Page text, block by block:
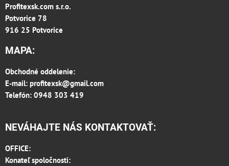
Profitexsk.com s.r.o.
Potvorice 78
916 25 Potvorice
MAPA:
Obchodné oddelenie:
E-mail: profitexsk@gmail.com
Telefón: 0948 303 419
NEVÁHAJTE NÁS KONTAKTOVAŤ:
OFFICE:
Konateľ spoločnosti: